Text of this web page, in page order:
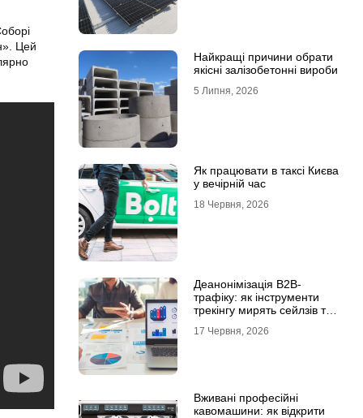
Цей
Найкращі причини обрати
якісні залізобетонні вироби
5 Липня, 2026
Як працювати в таксі Києва
у вечірній час
18 Червня, 2026
Деанонімізація B2B-
трафіку: як інструменти
трекінгу мирять сейлзів та
17 Червня, 2026
Вживані професійні
кавомашини: як відкрити